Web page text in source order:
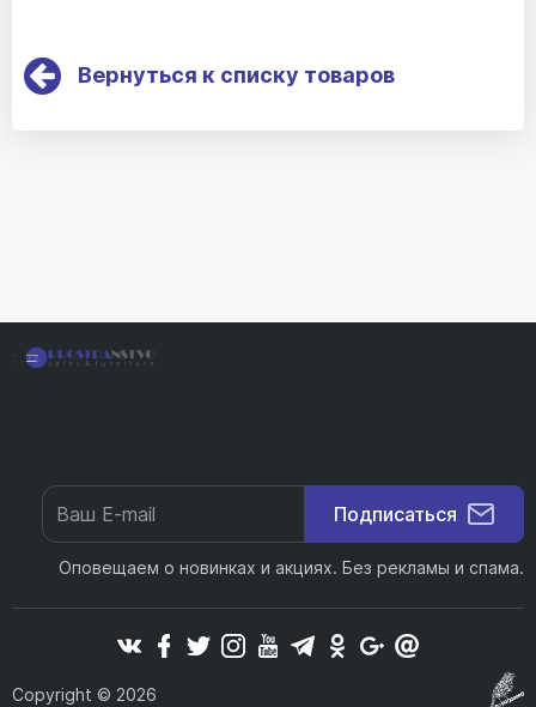
Вернуться к списку товаров
Подписаться
Оповещаем о новинках и акциях. Без рекламы и спама.
Copyright © 2026